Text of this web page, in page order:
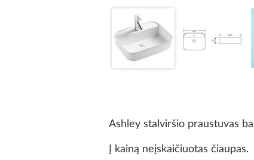
Ashley stalviršio praustuvas
Į kainą neįskaičiuotas čiaupas.